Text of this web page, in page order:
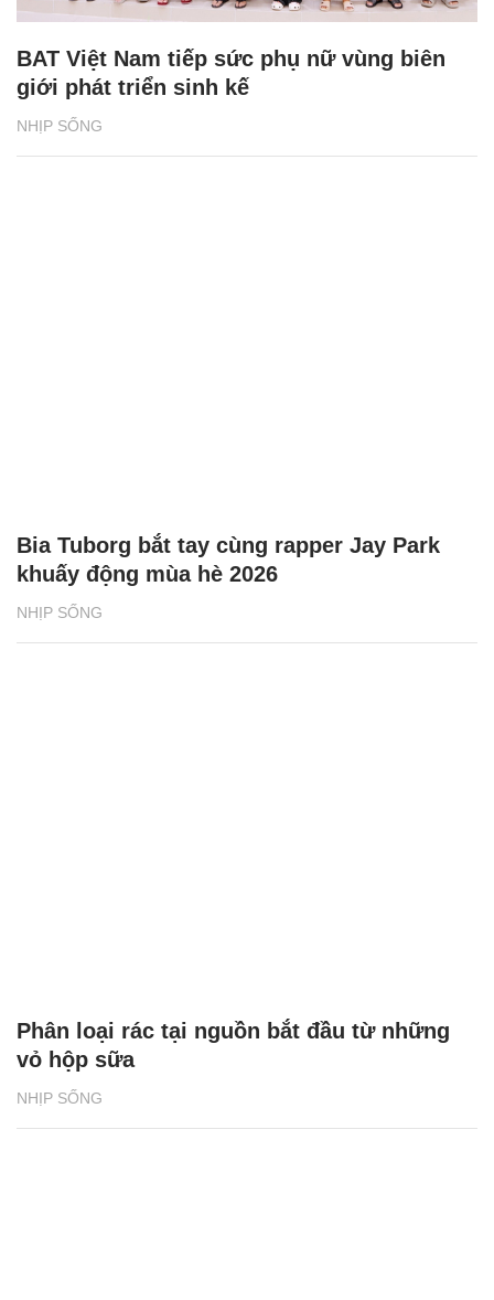
NHỊP SỐNG
BAT Việt Nam tiếp sức phụ nữ vùng biên
giới phát triển sinh kế
NHỊP SỐNG
Bia Tuborg bắt tay cùng rapper Jay Park
khuấy động mùa hè 2026
NHỊP SỐNG
Phân loại rác tại nguồn bắt đầu từ những
vỏ hộp sữa